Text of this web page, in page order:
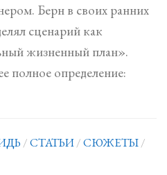
Берн в своих ранних
сценарий как
жизненный план».
полное определение:
/СТАТЬИ/СЮЖЕТЫ/